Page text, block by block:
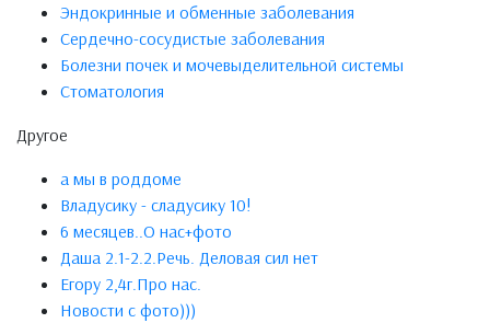
Эндокринные и обменные заболевания
Сердечно-сосудистые заболевания
Болезни почек и мочевыделительной системы
Стоматология
Другое
а мы в роддоме
Владусику - сладусику 10!
6 месяцев..О нас+фото
Даша 2.1-2.2.Речь. Деловая сил нет
Егору 2,4г.Про нас.
Новости с фото)))